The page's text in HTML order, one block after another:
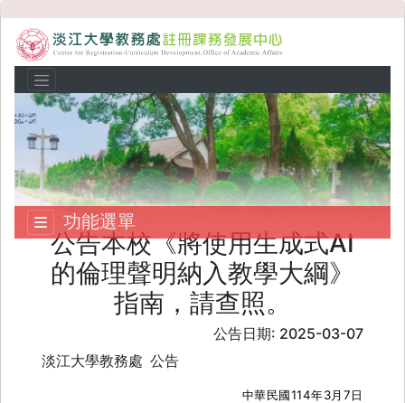
功能選單
公告本校《將使用生成式AI
的倫理聲明納入教學大綱》
指南，請查照。
公告日期: 2025-03-07
淡江大學教務處 公告
中華民國 114年3 月 7 日